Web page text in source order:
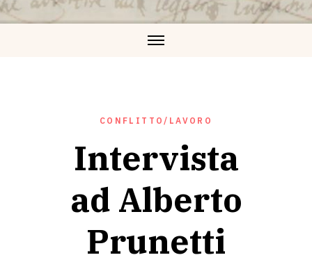
CONFLITTO/LAVORO
Intervista
ad Alberto
Prunetti